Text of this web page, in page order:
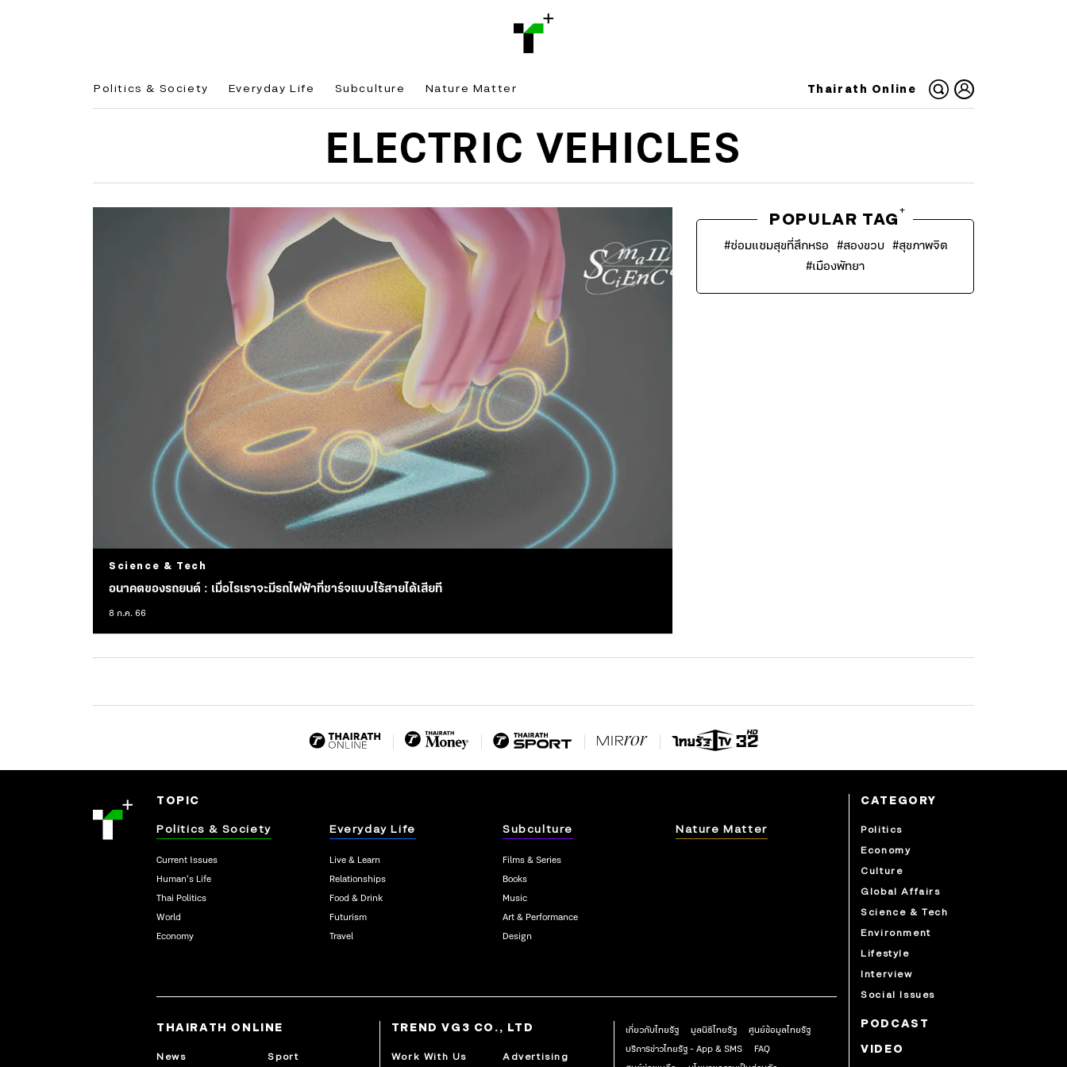
Politics & Society Everyday Life Subculture Nature Matter Thairath Online
ELECTRIC VEHICLES
Science & Tech
อนาคตของรถยนต์ : เมื่อไรเราจะมีรถไฟฟ้าที่ชาร์จแบบไร้สายได้เสียที
8 ก.ค. 66
POPULAR TAG
+
#ซ่อมแซมสุขที่สึกหรอ #สองขวบ #สุขภาพจิต
#เมืองพัทยา
TOPIC
Politics & Society
Current Issues
Human’s Life
Thai Politics
World
Economy
Everyday Life
Live & Learn
Relationships
Food & Drink
Futurism
Travel
Subculture
Films & Series
Books
Music
Art & Performance
Design
Nature Matter
CATEGORY
Politics
Economy
Culture
Global Affairs
Science & Tech
Environment
Lifestyle
Interview
Social Issues
PODCAST
VIDEO
THAIRATH ONLINE
News Sport
TREND VG3 CO., LTD
Work With Us Advertising
เกี่ยวกับไทยรัฐ มูลนิธิไทยรัฐ
ศูนย์ข้อมูลไทยรัฐ
บริการข่าวไทยรัฐ - App & SMS
FAQ